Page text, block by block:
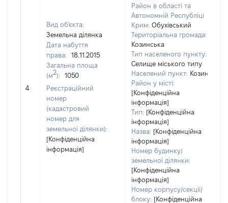
4
Вид об'єкта:
Земельна ділянка
Дата набуття
права:
18.11.2015
Загальна площа
(м2):
1050
Реєстраційний
номер
(кадастровий
номер для
земельної ділянки):
[Конфіденційна
інформація]
Район в області та
Автономній Республіці
Крим: Обухівський
Територіальна громада:
Козинська
Тип населеного пункту:
Селище міського типу
Населений пункт: Козин
Район у місті:
[Конфіденційна
інформація]
Тип: [Конфіденційна
інформація]
Назва: [Конфіденційна
інформація]
Номер будинку/
земельної ділянки:
[Конфіденційна
інформація]
Номер корпусу/секції/
блоку: [Конфіденційна